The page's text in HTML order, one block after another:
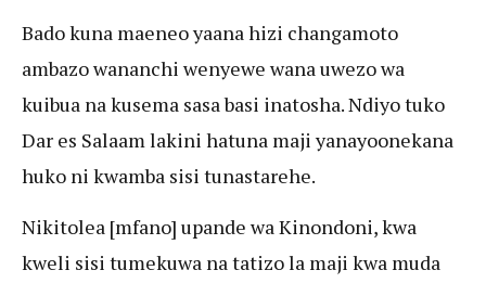
Bado kuna maeneo yaana hizi changamoto
ambazo wananchi wenyewe wana uwezo wa
kuibua na kusema sasa basi inatosha. Ndiyo tuko
Dar es Salaam lakini hatuna maji yanayoonekana
huko ni kwamba sisi tunastarehe.
Nikitolea [mfano] upande wa Kinondoni, kwa
kweli sisi tumekuwa na tatizo la maji kwa muda